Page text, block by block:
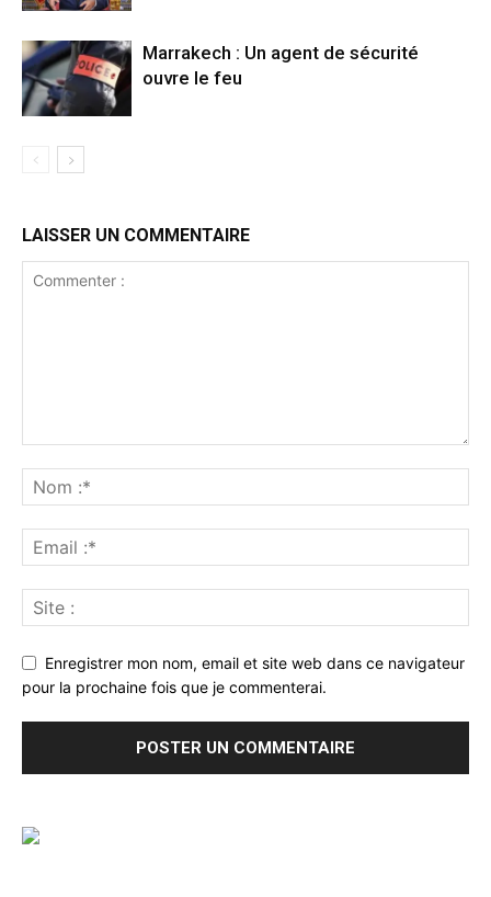
Marrakech : Un agent de sécurité
ouvre le feu
LAISSER UN COMMENTAIRE
Enregistrer mon nom, email et site web dans ce navigateur
pour la prochaine fois que je commenterai.